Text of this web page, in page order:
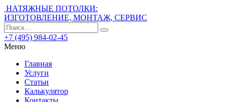
НАТЯЖНЫЕ ПОТОЛКИ:
ИЗГОТОВЛЕНИЕ, МОНТАЖ, СЕРВИС
+7 (495) 984-02-45
Меню
Главная
Услуги
Статьи
Калькулятор
Контакты